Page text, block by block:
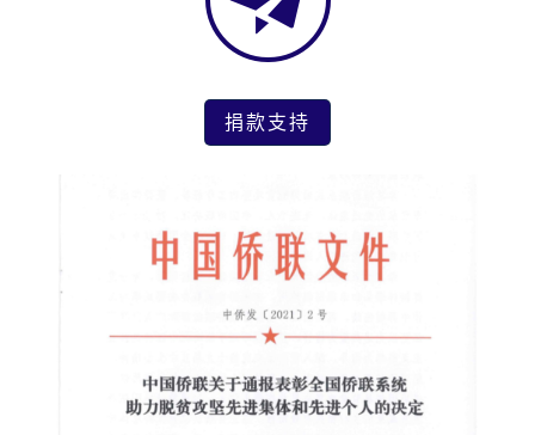
捐款支持